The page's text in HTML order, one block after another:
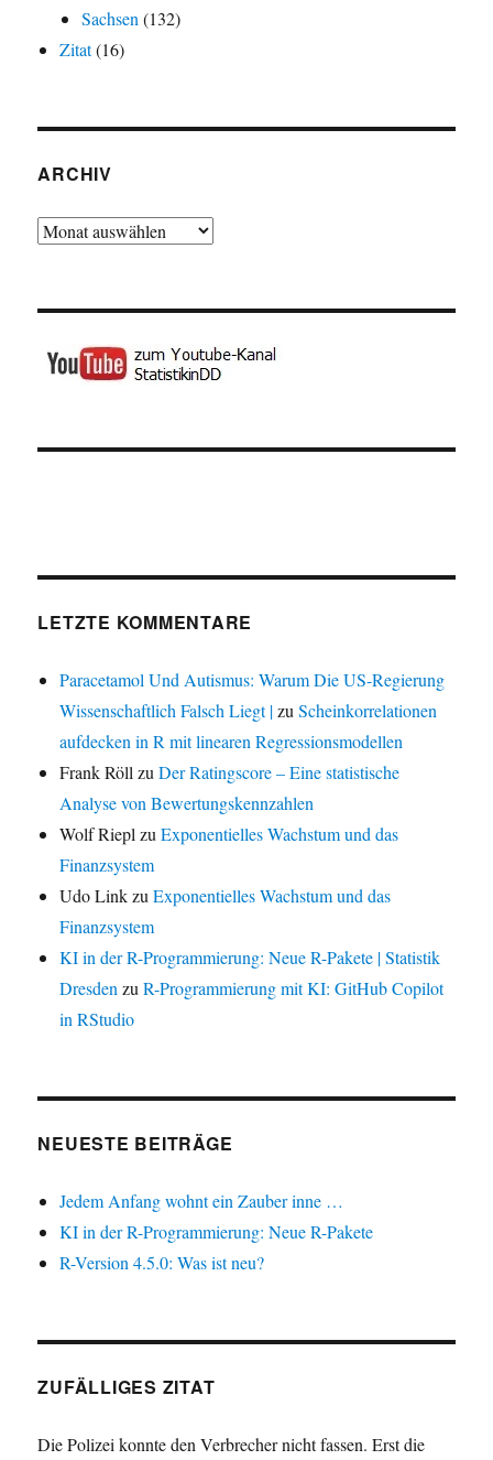
Sachsen (132)
Zitat(16)
ARCHIV
Archiv
LETZTE KOMMENTARE
Paracetamol Und Autismus: Warum Die US-Regierung
Wissenschaftlich Falsch Liegt |zuScheinkorrelationen
aufdecken in R mit linearen Regressionsmodellen
Frank Röll zuDer Ratingscore – Eine statistische
Analyse von Bewertungskennzahlen
Wolf Riepl zuExponentielles Wachstum und das
Finanzsystem
Udo LinkzuExponentielles Wachstum und das
Finanzsystem
KI in der R-Programmierung: Neue R-Pakete | Statistik
Dresden zuR-Programmierung mit KI: GitHub Copilot
in RStudio
NEUESTE BEITRÄGE
Jedem Anfang wohnt ein Zauber inne …
KI in der R-Programmierung: Neue R-Pakete
R-Version 4.5.0: Was ist neu?
ZUFÄLLIGES ZITAT
Die Polizei konnte den Verbrecher nicht fassen. Erst die